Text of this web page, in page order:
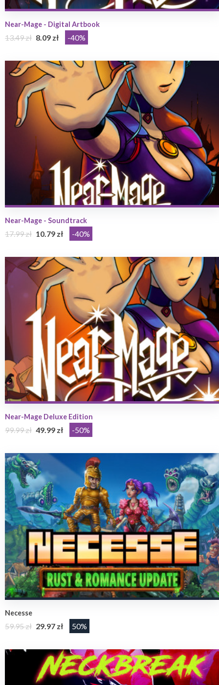
Near-Mage - Digital Artbook
13.49 zł 8.09 zł -40%
Near-Mage - Soundtrack
17.99 zł 10.79 zł -40%
Near-Mage Deluxe Edition
99.99 zł 49.99 zł -50%
Necesse
59.95 zł 29.97 zł 50%